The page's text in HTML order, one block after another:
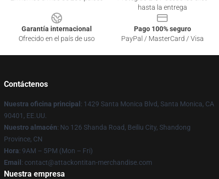
hasta la entrega
Garantía internacional
Ofrecido en el país de uso
Pago 100% seguro
PayPal / MasterCard / Visa
Contáctenos
Nuestra oficina principal : 1429 Santa Monica Blvd, Santa Monica, CA
90401, EE.UU.
Nuestro almacén: No 126 Shanda Road, Beiliu City, Shandong
Province, CN
Hora: 9AM – 5PM (Mon – Fri)
Email : contact@attackontitan-merchandise.com
Nuestra empresa